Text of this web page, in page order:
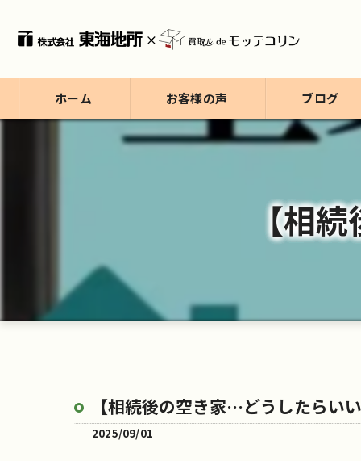
ホーム お客様の声 ブログ
【相
【相続後の空き家…どうしたらい
2025/09/01